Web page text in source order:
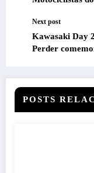
Next post
Kawasaki Day
Perder
POSTS